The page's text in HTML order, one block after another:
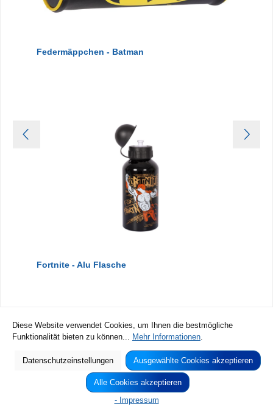
Federmäppchen - Batman
Fortnite - Alu Flasche
Diese Website verwendet Cookies, um Ihnen die bestmögliche
Funktionalität bieten zu können...
Mehr Informationen
Datenschutzeinstellungen Ausgewählte Cookies akzeptieren
Alle Cookies akzeptieren
- Impressum